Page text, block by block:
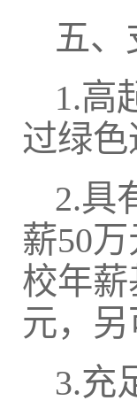
五、
1.高
过绿
2.具
薪50
校年
元，
3.充